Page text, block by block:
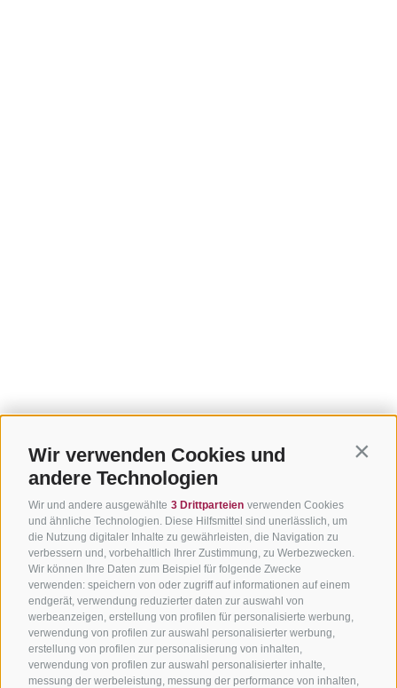
Wir verwenden Cookies und
andere Technologien
Wir und andere ausgewählte 3 Drittparteien verwenden Cookies
und ähnliche Technologien. Diese Hilfsmittel sind unerlässlich, um
die Nutzung digitaler Inhalte zu gewährleisten, die Navigation zu
verbessern und, vorbehaltlich Ihrer Zustimmung, zu Werbezwecken.
Wir können Ihre Daten zum Beispiel für folgende Zwecke
verwenden: speichern von oder zugriff auf informationen auf einem
endgerät, verwendung reduzierter daten zur auswahl von
werbeanzeigen, erstellung von profilen für personalisierte werbung,
verwendung von profilen zur auswahl personalisierter werbung,
erstellung von profilen zur personalisierung von inhalten,
verwendung von profilen zur auswahl personalisierter inhalte,
messung der werbeleistung, messung der performance von inhalten,